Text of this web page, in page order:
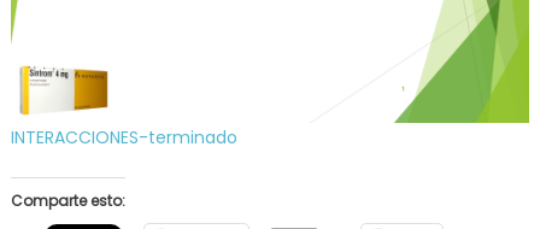
INTERACCIONES-terminado
Comparte esto: